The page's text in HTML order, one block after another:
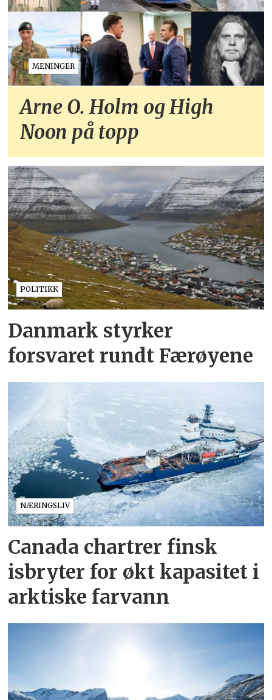
MENINGER
Arne O. Holm og High
Noon på topp
POLITIKK
Danmark styrker
forsvaret rundt Færøyene
NÆRINGSLIV
Canada chartrer finsk
isbryter for økt kapasitet i
arktiske farvann